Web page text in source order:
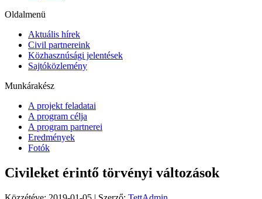
Oldalmenü
Aktuális hírek
Civil partnereink
Közhasznúsági jelentések
Sajtóközlemény
Munkárakész
A projekt feladatai
A program célja
A program partnerei
Eredmények
Fotók
Civileket érintő törvényi változások